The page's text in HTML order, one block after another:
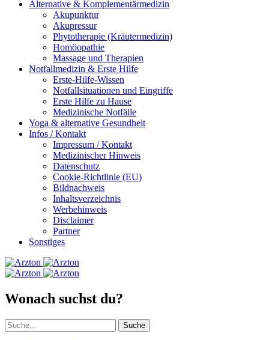
Alternative & Komplementärmedizin
Akupunktur
Akupressur
Phytotherapie (Kräutermedizin)
Homöopathie
Massage und Therapien
Notfallmedizin & Erste Hilfe
Erste-Hilfe-Wissen
Notfallsituationen und Eingriffe
Erste Hilfe zu Hause
Medizinische Notfälle
Yoga & alternative Gesundheit
Infos / Kontakt
Impressum / Kontakt
Medizinischer Hinweis
Datenschutz
Cookie-Richtlinie (EU)
Bildnachweis
Inhaltsverzeichnis
Werbehinweis
Disclaimer
Partner
Sonstiges
Wonach suchst du?
Suche